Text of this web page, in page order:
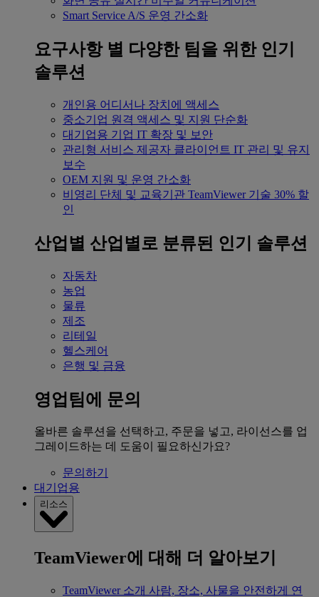
Smart Service A/S 운영 간소화
요구사항 별 다양한 팀을 위한 인기
솔루션
개인용 어디서나 장치에 액세스
중소기업 원격 액세스 및 지원 단순화
대기업용 기업 IT 확장 및 보안
관리형 서비스 제공자 클라이언트 IT 관리 및 유지
보수
OEM 지원 및 운영 간소화
비영리 단체 및 교육기관 TeamViewer 기술 30% 할
인
산업별 산업별로 분류된 인기 솔루션
자동차
농업
물류
제조
리테일
헬스케어
은행 및 금융
영업팀에 문의
올바른 솔루션을 선택하고, 주문을 넣고, 라이선스를 업
그레이드하는 데 도움이 필요하신가요?
문의하기
대기업용
리소스
TeamViewer에 대해 더 알아보기
TeamViewer 소개 사람, 장소, 사물을 안전하게 연